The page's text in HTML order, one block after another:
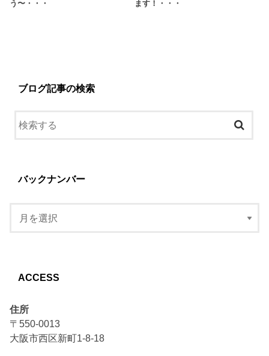
う〜・・・
ます！・・・
ブログ記事の検索
バックナンバー
ACCESS
住所
〒550-0013
大阪市西区新町1-8-18